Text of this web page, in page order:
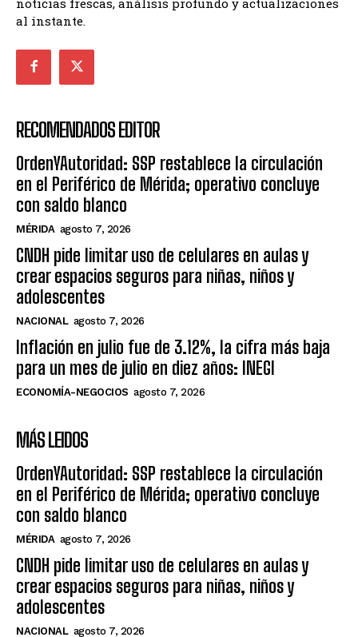
al instante.
RECOMENDADOS EDITOR
OrdenYAutoridad: SSP restablece la circulación
en el Periférico de Mérida; operativo concluye
con saldo blanco
MÉRIDA agosto 7, 2026
CNDH pide limitar uso de celulares en aulas y
crear espacios seguros para niñas, niños y
adolescentes
NACIONAL agosto 7, 2026
Inflación en julio fue de 3.12%, la cifra más baja
para un mes de julio en diez años: INEGI
ECONOMÍA-NEGOCIOS agosto 7, 2026
MÁS LEIDOS
OrdenYAutoridad: SSP restablece la circulación
en el Periférico de Mérida; operativo concluye
con saldo blanco
MÉRIDA agosto 7, 2026
CNDH pide limitar uso de celulares en aulas y
crear espacios seguros para niñas, niños y
adolescentes
NACIONAL agosto 7, 2026